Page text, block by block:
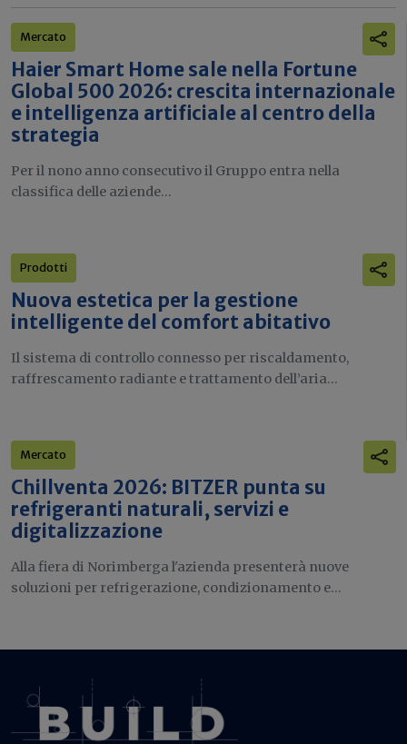
Mercato
Haier Smart Home sale nella Fortune
Global 500 2026: crescita internazionale
e intelligenza artificiale al centro della
strategia
Per il nono anno consecutivo il Gruppo entra nella
classifica delle aziende...
Prodotti
Nuova estetica per la gestione
intelligente del comfort abitativo
Il sistema di controllo connesso per riscaldamento,
raffrescamento radiante e trattamento dell’aria...
Mercato
Chillventa 2026: BITZER punta su
refrigeranti naturali, servizi e
digitalizzazione
Alla fiera di Norimberga l'azienda presenterà nuove
soluzioni per refrigerazione, condizionamento e...